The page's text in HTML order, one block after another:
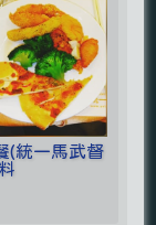
(統一馬武督